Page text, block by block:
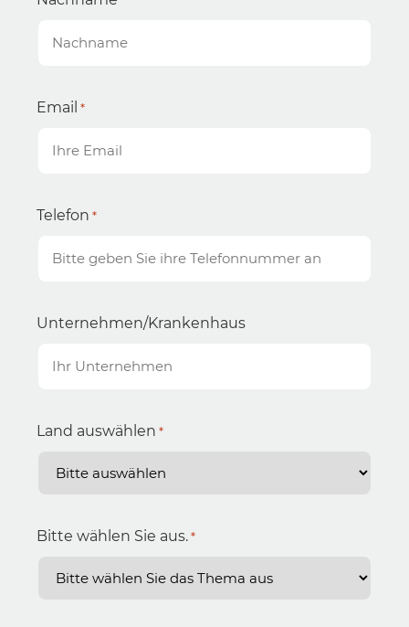
Email *
Telefon *
Unternehmen/Krankenhaus
Land auswählen *
Bitte wählen Sie aus. *